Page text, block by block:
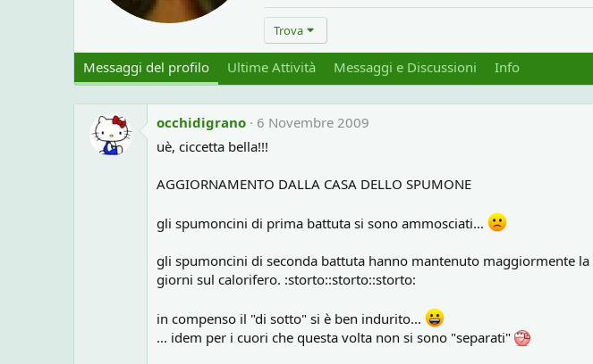
Trova
Messaggi del profilo Ultime Attività Messaggi e Discussioni Info
occhidigrano
6 Novembre 2009
uè, ciccetta bella!!!
AGGIORNAMENTO DALLA CASA DELLO SPUMONE
gli spumoncini di prima battuta si sono ammosciati...
gli spumoncini di seconda battuta hanno mantenuto maggiormente
giorni sul calorifero. :storto::storto::storto:
in compenso il "di sotto" si è ben indurito...
... idem per i cuori che questa volta non si sono "separati"